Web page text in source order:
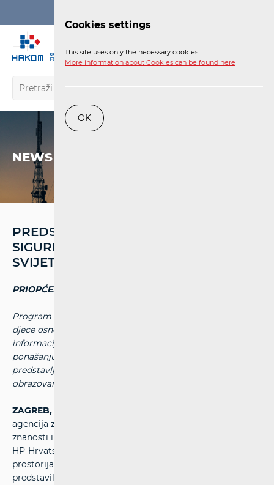
NEWS
PREDSTAVLJEN PROGRAM ZAŠTITE
SIGURNOSTI DJECE NA INTERNETU I U
SVIJETU MREŽNIH TEHNOLOGIJA
PRIOPĆENJE ZA MEDIJE
Program čija je svrha pomoći sustavnom obrazovanju
djece osnovnoškolskog uzrasta, kao i davanju potrebnih
informacija njihovim roditeljima o odgovornom
ponašanju prilikom uporabe mrežnih tehnologija,
predstavljen je u prostorijama Ministarstva znanosti i
obrazovanja.
ZAGREB, 30. studenoga 2016.
agencija za mrežne djelatnosti (HAKOM), Ministarstvo
znanosti i obrazovanja, Ministarstvo unutarnjih poslova i
HP-Hrvatska pošta d.d. ove su srijede, 30. studenoga, u
prostorijama Ministarstva znanosti i obrazovanja
predstavili program zaštite sigurnosti djece na internetu i
Cookies settings
This site uses only the necessary cookies.
More information about Cookies can be found here
OK